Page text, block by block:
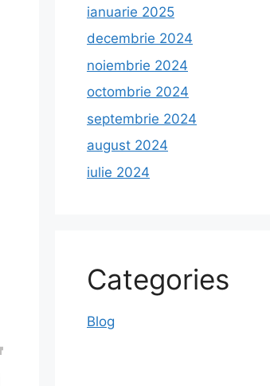
ianuarie 2025
decembrie 2024
noiembrie 2024
octombrie 2024
septembrie 2024
august 2024
iulie 2024
Categories
Blog